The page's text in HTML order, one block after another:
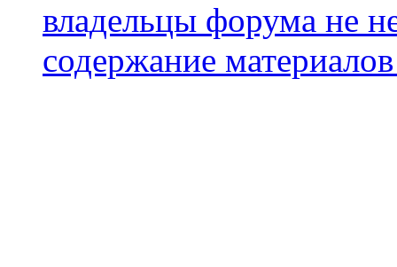
владельцы форума не
содержание